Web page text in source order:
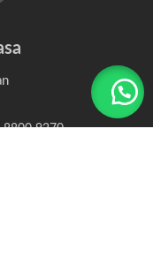
8800 9270